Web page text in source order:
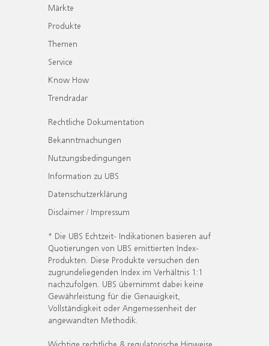
Märkte
Produkte
Themen
Service
Know How
Trendradar
Rechtliche Dokumentation
Bekanntmachungen
Nutzungsbedingungen
Information zu UBS
Datenschutzerklärung
Disclaimer / Impressum
* Die UBS Echtzeit- Indikationen basieren auf
Quotierungen von UBS emittierten Index-
Produkten. Diese Produkte versuchen den
zugrundeliegenden Index im Verhältnis 1:1
nachzufolgen. UBS übernimmt dabei keine
Gewährleistung für die Genauigkeit,
Vollständigkeit oder Angemessenheit der
angewandten Methodik.